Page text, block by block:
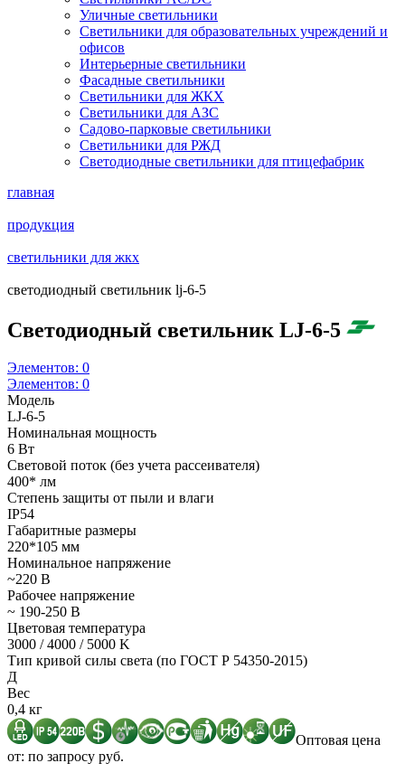
Уличные светильники
Светильники для образовательных учреждений и
офисов
Интерьерные светильники
Фасадные светильники
Светильники для ЖКХ
Светильники для АЗС
Садово-парковые светильники
Светильники для РЖД
Светодиодные светильники для птицефабрик
главная
продукция
светильники для жкх
светодиодный светильник lj-6-5
Светодиодный светильник LJ-6-5
Элементов: 0
Элементов: 0
Модель
LJ-6-5
Номинальная мощность
6 Вт
Световой поток (без учета рассеивателя)
400* лм
Степень защиты от пыли и влаги
IP54
Габаритные размеры
220*105 мм
Номинальное напряжение
~220 В
Рабочее напряжение
~ 190-250 В
Цветовая температура
3000 / 4000 / 5000 K
Тип кривой силы света (по ГОСТ Р 54350-2015)
Д
Вес
0,4 кг
Оптовая цена
от: по запросу руб.